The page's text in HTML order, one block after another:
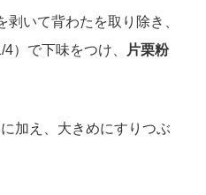
剥いて背わたを取り除き、
4）で下味をつけ、
片栗粉
加え、大きめにすりつぶ